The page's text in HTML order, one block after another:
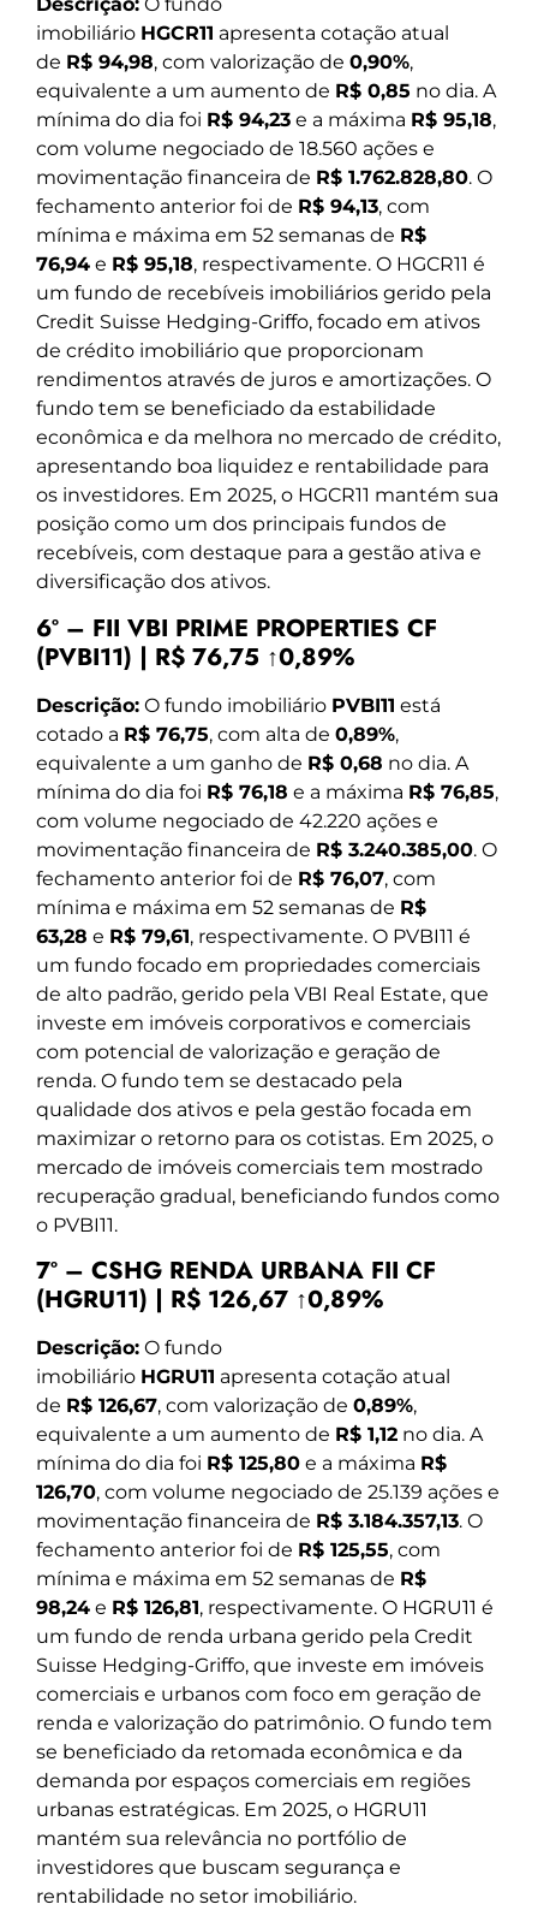
Descrição: O fundo
imobiliário HGCR11 apresenta cotação atual
de R$ 94,98, com valorização de 0,90%,
equivalente a um aumento de R$ 0,85 no dia. A
mínima do dia foi R$ 94,23 e a máxima R$ 95,18,
com volume negociado de 18.560 ações e
movimentação financeira de R$ 1.762.828,80. O
fechamento anterior foi de R$ 94,13, com
mínima e máxima em 52 semanas de R$
76,94 e R$ 95,18, respectivamente. O HGCR11 é
um fundo de recebíveis imobiliários gerido pela
Credit Suisse Hedging-Griffo, focado em ativos
de crédito imobiliário que proporcionam
rendimentos através de juros e amortizações. O
fundo tem se beneficiado da estabilidade
econômica e da melhora no mercado de crédito,
apresentando boa liquidez e rentabilidade para
os investidores. Em 2025, o HGCR11 mantém sua
posição como um dos principais fundos de
recebíveis, com destaque para a gestão ativa e
diversificação dos ativos.
6º – FII VBI PRIME PROPERTIES CF
(PVBI11) | R$ 76,75 ↑0,89%
Descrição: O fundo imobiliário PVBI11 está
cotado a R$ 76,75, com alta de 0,89%,
equivalente a um ganho de R$ 0,68 no dia. A
mínima do dia foi R$ 76,18 e a máxima R$ 76,85,
com volume negociado de 42.220 ações e
movimentação financeira de R$ 3.240.385,00. O
fechamento anterior foi de R$ 76,07, com
mínima e máxima em 52 semanas de R$
63,28 e R$ 79,61, respectivamente. O PVBI11 é
um fundo focado em propriedades comerciais
de alto padrão, gerido pela VBI Real Estate, que
investe em imóveis corporativos e comerciais
com potencial de valorização e geração de
renda. O fundo tem se destacado pela
qualidade dos ativos e pela gestão focada em
maximizar o retorno para os cotistas. Em 2025, o
mercado de imóveis comerciais tem mostrado
recuperação gradual, beneficiando fundos como
o PVBI11.
7º – CSHG RENDA URBANA FII CF
(HGRU11) | R$ 126,67 ↑0,89%
Descrição: O fundo
imobiliário HGRU11 apresenta cotação atual
de R$ 126,67, com valorização de 0,89%,
equivalente a um aumento de R$ 1,12 no dia. A
mínima do dia foi R$ 125,80 e a máxima R$
126,70, com volume negociado de 25.139 ações e
movimentação financeira de R$ 3.184.357,13. O
fechamento anterior foi de R$ 125,55, com
mínima e máxima em 52 semanas de R$
98,24 e R$ 126,81, respectivamente. O HGRU11 é
um fundo de renda urbana gerido pela Credit
Suisse Hedging-Griffo, que investe em imóveis
comerciais e urbanos com foco em geração de
renda e valorização do patrimônio. O fundo tem
se beneficiado da retomada econômica e da
demanda por espaços comerciais em regiões
urbanas estratégicas. Em 2025, o HGRU11
mantém sua relevância no portfólio de
investidores que buscam segurança e
rentabilidade no setor imobiliário.